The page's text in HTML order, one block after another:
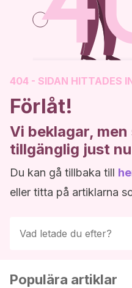
404 - SIDAN HITTADES
Förlåt!
Vi beklagar,
tillgänglig just
Du kan gå tillbaka till
eller titta på artiklarna
Populära artiklar